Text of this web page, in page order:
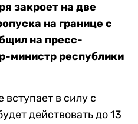
закроет на две
на границе с
на пресс-
министр республики
в силу с
действовать до 13